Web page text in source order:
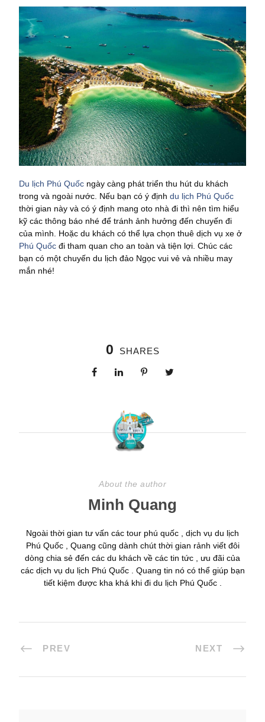
Du lịch Phú Quốc ngày càng phát triển thu hút du khách
trong và ngoài nước. Nếu bạn có ý định du lịch Phú Quốc
thời gian này và có ý định mang oto nhà đi thì nên tìm hiểu
kỹ các thông báo nhé để tránh ảnh hưởng đến chuyến đi
của mình. Hoặc du khách có thể lựa chọn thuê dịch vụ xe ở
Phú Quốc đi tham quan cho an toàn và tiện lợi. Chúc các
bạn có một chuyến du lịch đảo Ngọc vui vẻ và nhiều may
mắn nhé!
0 SHARES
About the author
Minh Quang
Ngoài thời gian tư vấn các tour phú quốc , dịch vụ du lịch
Phú Quốc , Quang cũng dành chút thời gian rảnh viết đôi
dòng chia sẻ đến các du khách về các tin tức , ưu đãi của
các dịch vụ du lịch Phú Quốc . Quang tin nó có thể giúp bạn
tiết kiệm được kha khá khi đi du lịch Phú Quốc .
PREV NEXT